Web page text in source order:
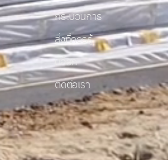
กระบวนการ
สิ่งที่ควรรู้
บล็อก
ติดต่อเรา